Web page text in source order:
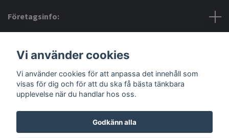
Företagsinfo:
Sociala medier
Vi använder cookies
Vi använder cookies för att anpassa det innehåll som
visas för dig och för att du ska få bästa tänkbara
upplevelse när du handlar hos oss.
Godkänn alla